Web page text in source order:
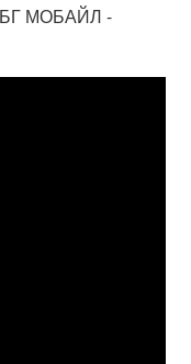
МОБАЙЛ -